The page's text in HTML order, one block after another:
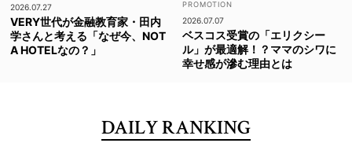
2026.07.27
VERY世代が金融教育家・田内
学さんと考える「なぜ今、NOT
A HOTELなの？」
2026.07.07
ベスコス受賞の「エリクシー
ル」が最適解！？ママのシワに
幸せ感が滲む理由とは
DAILY RANKING